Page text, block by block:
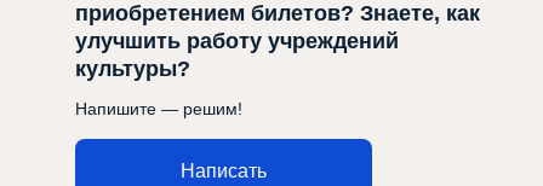
приобретением билетов? Знаете, как
улучшить работу учреждений
культуры?
Напишите — решим!
Написать